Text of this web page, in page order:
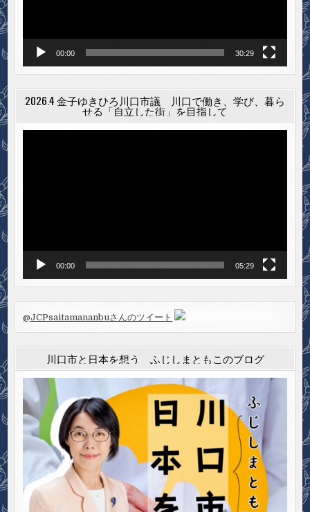
00:00 30:29
2026.4 金子ゆきひろ川口市議 川口で働き、学び、暮ら
せる「自立した街」を目指して
00:00 05:29
@JCPsaitamananbuさんのツイート
川口市と日本を想う ふじしまともこのブログ